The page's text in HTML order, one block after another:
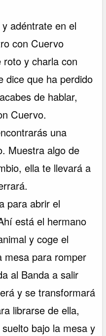
adéntrate en el
con Cuervo
y charla con
dice que ha perdido
de hablar,
Cuervo.
una
Muestra algo de
ella te llevará a
para abrir el
está el hermano
y coge el
mesa para romper
al Banda a salir
y se transformará
librarse de ella,
bajo la mesa y